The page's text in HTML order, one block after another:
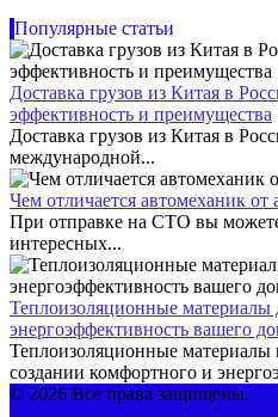
Популярные статьи
Доставка грузов из Китая в
эффективность и преимущества
Доставка грузов из Китая в
международной...
Чем отличается автомеханик от
При отправке на СТО вы
интересных...
Теплоизоляционные материалы
энергоэффективность вашего
Теплоизоляционные
создании комфортного и
© 2026 Все права защищены.